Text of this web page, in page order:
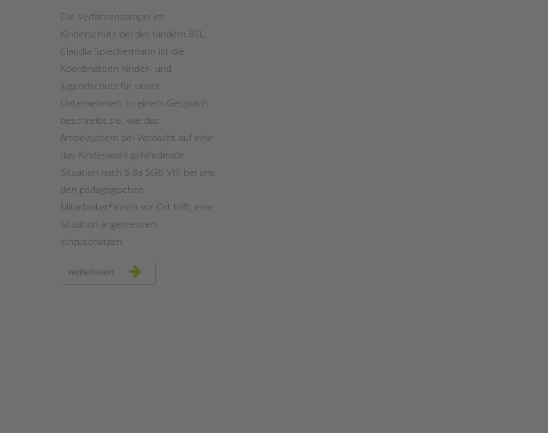
Die Verfahrensampel im
Kinderschutz bei der tandem BTL:
Claudia Spieckermann ist die
Koordinatorin Kinder- und
Jugendschutz für unser
Unternehmen. In einem Gespräch
beschreibt sie, wie das
Ampelsystem bei Verdacht auf eine
das Kindeswohl gefährdende
Situation nach § 8a SGB VIII bei uns
den pädagogischen
Mitarbeiter*innen vor Ort hilft, eine
Situation angemessen
einzuschätzen.
weiterlesen
verfahrensampel